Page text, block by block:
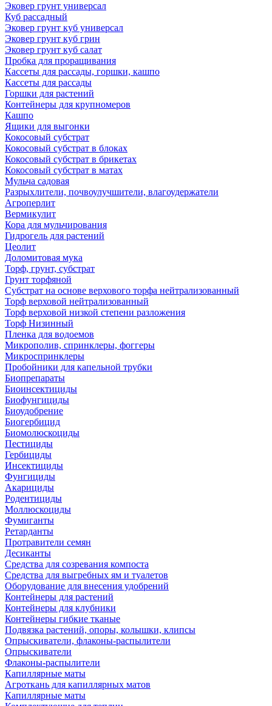
Эковер грунт универсал
Куб рассадный
Эковер грунт куб универсал
Эковер грунт куб грин
Эковер грунт куб салат
Пробка для проращивания
Кассеты для рассады, горшки, кашпо
Кассеты для рассады
Горшки для растений
Контейнеры для крупномеров
Кашпо
Ящики для выгонки
Кокосовый субстрат
Кокосовый субстрат в блоках
Кокосовый субстрат в брикетах
Кокосовый субстрат в матах
Мульча садовая
Разрыхлители, почвоулучшители, влагоудержатели
Агроперлит
Вермикулит
Кора для мульчирования
Гидрогель для растений
Цеолит
Доломитовая мука
Торф, грунт, субстрат
Грунт торфяной
Субстрат на основе верхового торфа нейтрализованный
Торф верховой нейтрализованный
Торф верховой низкой степени разложения
Торф Низинный
Пленка для водоемов
Микрополив, спринклеры, фоггеры
Микроспринклеры
Пробойники для капельной трубки
Биопрепараты
Биоинсектициды
Биофунгициды
Биоудобрение
Биогербицид
Биомолюскоциды
Пестициды
Гербициды
Инсектициды
Фунгициды
Акарициды
Родентициды
Моллюскоциды
Фумиганты
Ретарданты
Протравители семян
Десиканты
Средства для созревания компоста
Средства для выгребных ям и туалетов
Оборудование для внесения удобрений
Контейнеры для растений
Контейнеры для клубники
Контейнеры гибкие тканые
Подвязка растений, опоры, колышки, клипсы
Опрыскиватели, флаконы-распылители
Опрыскиватели
Флаконы-распылители
Капиллярные маты
Агроткань для капиллярных матов
Капиллярные маты